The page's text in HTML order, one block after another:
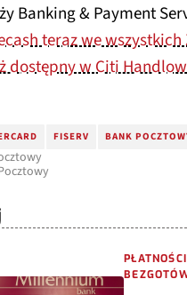
Banking & Payment
teraz we
dostępny w Citi
FISERV BANK
PŁATNOŚCI